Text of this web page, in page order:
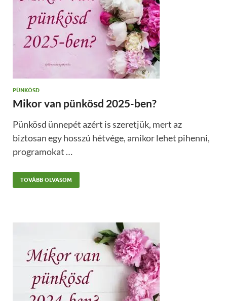
PÜNKÖSD
Mikor van pünkösd 2025-ben?
Pünkösd ünnepét azért is szeretjük, mert az
biztosan egy hosszú hétvége, amikor lehet pihenni,
programokat …
TOVÁBB OLVASOM